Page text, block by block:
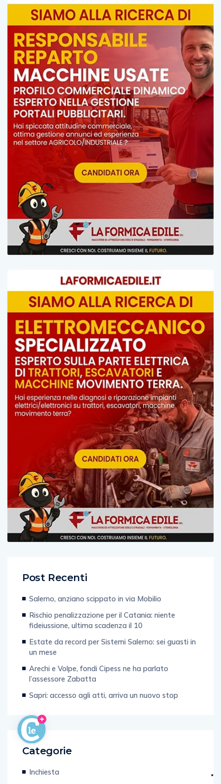
Post Recenti
Salerno, anziano scippato in via Mobilio
Rischio penalizzazione per il Catania: niente
fideiussione, ultima scadenza il 10
Estate da record per Sistemi Salerno: sei guasti in
un mese
Arechi e Volpe, fondi Cipess ne ha parlato
l’assessore Zabatta
Sapri: accesso agli atti, arriva un nuovo stop
Categorie
Inchiesta